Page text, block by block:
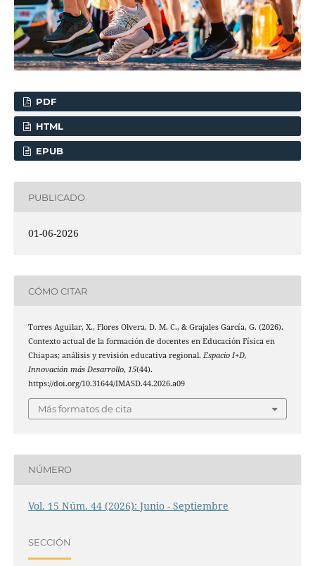
PDF
HTML
EPUB
PUBLICADO
01-06-2026
CÓMO CITAR
Torres Aguilar, X., Flores Olvera, D. M. C., & Grajales García, G. (2026).
Contexto actual de la formación de docentes en Educación Física en
Chiapas; análisis y revisión educativa regional. Espacio I+D,
Innovación más Desarrollo, 15(44).
https://doi.org/10.31644/IMASD.44.2026.a09
Más formatos de cita
NÚMERO
Vol. 15 Núm. 44 (2026): Junio - Septiembre
SECCIÓN